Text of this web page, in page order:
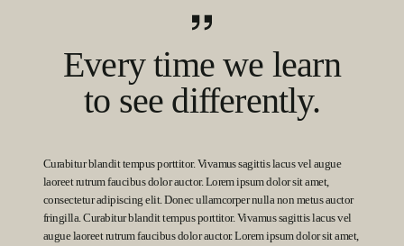
Every time we learn
to see differently.
Curabitur blandit tempus porttitor. Vivamus sagittis lacus vel augue
laoreet rutrum faucibus dolor auctor. Lorem ipsum dolor sit amet,
consectetur adipiscing elit. Donec ullamcorper nulla non metus auctor
fringilla. Curabitur blandit tempus porttitor. Vivamus sagittis lacus vel
augue laoreet rutrum faucibus dolor auctor. Lorem ipsum dolor sit amet,